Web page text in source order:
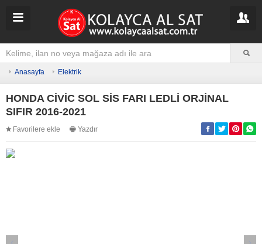
Anasayfa Elektrik
HONDA CİVİC SOL SİS FARI LEDLİ ORJİNAL
SIFIR 2016-2021
Favorilere ekle Yazdır